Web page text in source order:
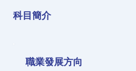
職業發展方向
科目簡介